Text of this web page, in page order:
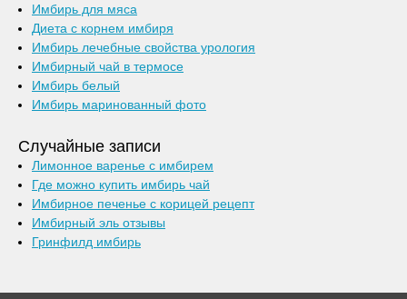
Имбирь для мяса
Диета с корнем имбиря
Имбирь лечебные свойства урология
Имбирный чай в термосе
Имбирь белый
Имбирь маринованный фото
Случайные записи
Лимонное варенье с имбирем
Где можно купить имбирь чай
Имбирное печенье с корицей рецепт
Имбирный эль отзывы
Гринфилд имбирь